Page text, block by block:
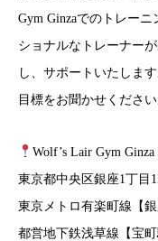
Gym Ginzaでのトレー
ショナルなトレーナー
し、サポートいたしま
目標をお聞かせください
Wolf’s Lair Gym Ginza
東京都中央区銀座1丁目
東京メトロ有楽町線【
都営地下鉄浅草線【宝